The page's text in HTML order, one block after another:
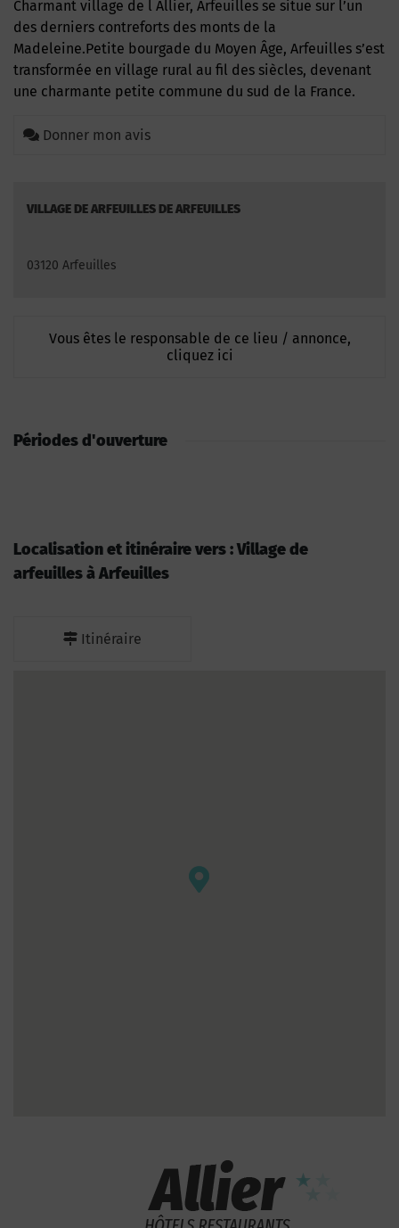
Charmant village de l Allier, Arfeuilles se situe sur l’un
des derniers contreforts des monts de la
Madeleine.Petite bourgade du Moyen Âge, Arfeuilles s’est
transformée en village rural au fil des siècles, devenant
une charmante petite commune du sud de la France.
Donner mon avis
VILLAGE DE ARFEUILLES DE ARFEUILLES
03120 Arfeuilles
Vous êtes le responsable de ce lieu / annonce,
cliquez ici
Périodes d'ouverture
Localisation et itinéraire vers : Village de
arfeuilles à Arfeuilles
Itinéraire